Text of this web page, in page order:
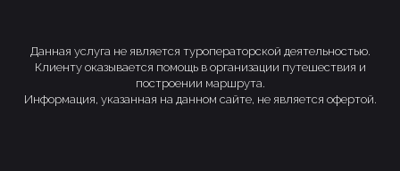
Данная услуга не является туроператорской деятельностью.
Клиенту оказывается помощь в организации путешествия и
построении маршрута.
Информация, указанная на данном сайте, не является офертой.